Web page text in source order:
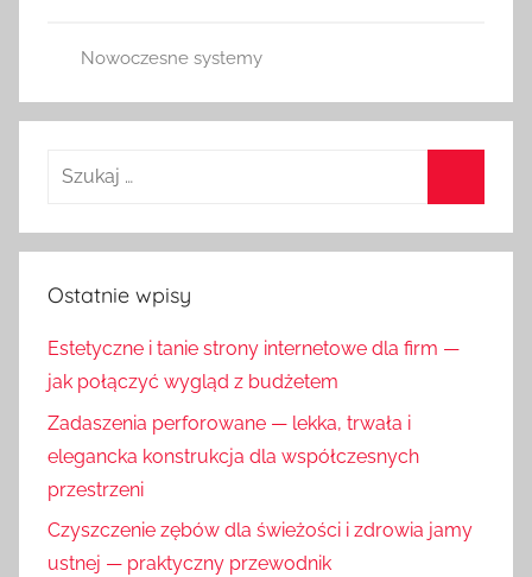
Nowoczesne systemy
Ostatnie wpisy
Estetyczne i tanie strony internetowe dla firm —
jak połączyć wygląd z budżetem
Zadaszenia perforowane — lekka, trwała i
elegancka konstrukcja dla współczesnych
przestrzeni
Czyszczenie zębów dla świeżości i zdrowia jamy
ustnej — praktyczny przewodnik